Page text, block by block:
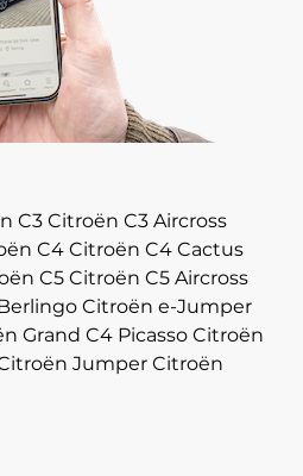
C3 Citroën C3 Aircross
C4 Citroën C4 Cactus
C5 Citroën C5 Aircross
Citroën e-Jumper
Grand C4 Picasso Citroën
Jumper Citroën